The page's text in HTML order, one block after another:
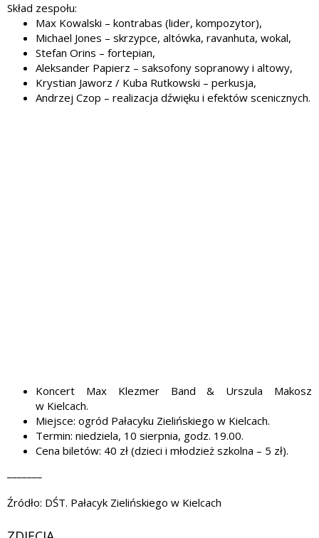
Skład zespołu:
Max Kowalski – kontrabas (lider, kompozytor),
Michael Jones – skrzypce, altówka, ravanhuta, wokal,
Stefan Orins – fortepian,
Aleksander Papierz – saksofony sopranowy i altowy,
Krystian Jaworz / Kuba Rutkowski – perkusja,
Andrzej Czop – realizacja dźwięku i efektów scenicznych.
Koncert Max Klezmer Band & Urszula Makosz
w Kielcach.
Miejsce: ogród Pałacyku Zielińskiego w Kielcach.
Termin: niedziela, 10 sierpnia, godz. 19.00.
Cena biletów: 40 zł (dzieci i młodzież szkolna – 5 zł).
Źródło: DŚT. Pałacyk Zielińskiego w Kielcach